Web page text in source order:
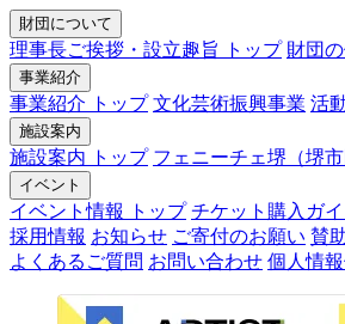
財団について
理事長ご挨拶・設立趣旨 トップ 財団
事業紹介
事業紹介 トップ 文化芸術振興事業 活
施設案内
施設案内 トップ フェニーチェ堺（堺
イベント
イベント情報 トップ チケット購入ガ
採用情報 お知らせ ご寄付のお願い 賛
よくあるご質問 お問い合わせ 個人情